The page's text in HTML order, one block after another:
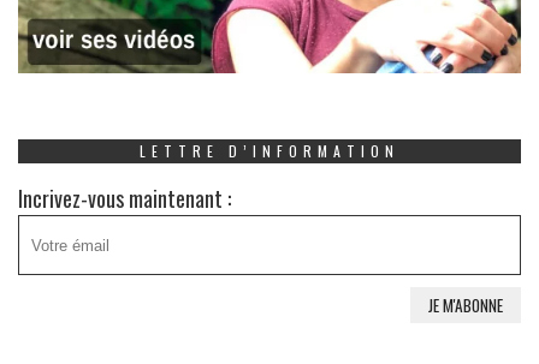
LETTRE D’INFORMATION
Incrivez-vous maintenant :